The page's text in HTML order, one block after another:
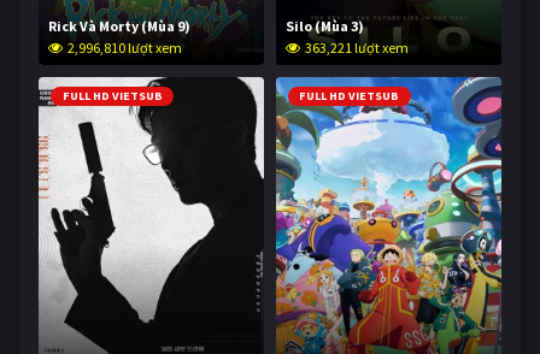
Rick Và Morty (Mùa 9)
2,996,810 lượt xem
Silo (Mùa 3)
363,221 lượt xem
FULL HD VIETSUB FULL HD VIETSUB